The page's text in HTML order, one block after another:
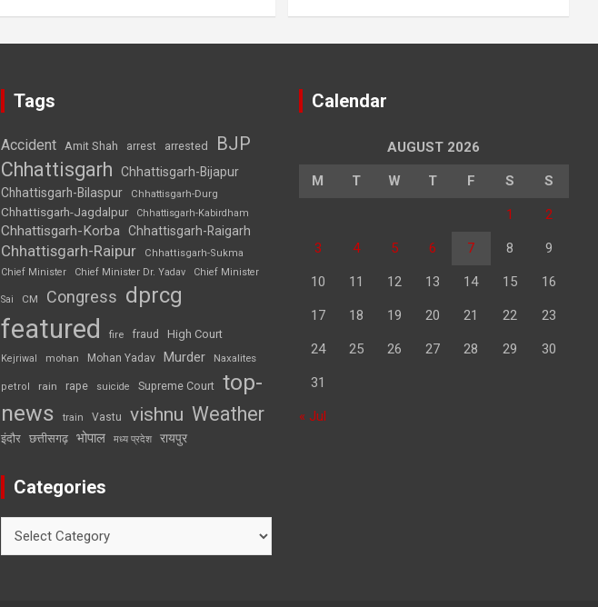
Tags
Accident Amit Shah arrest arrested BJP
Chhattisgarh
Chhattisgarh-Bijapur
Chhattisgarh-Bilaspur
Chhattisgarh-Durg
Chhattisgarh-Jagdalpur Chhattisgarh-Kabirdham
Chhattisgarh-Korba Chhattisgarh-Raigarh
Chhattisgarh-Raipur
Chhattisgarh-Sukma
Chief Minister
Chief Minister Dr. Yadav Chief Minister
Sai CM Congress dprcg
featured fire fraud High Court
Kejriwal mohan Mohan Yadav Murder Naxalites
petrol rain rape suicide Supreme Court top-
news
train Vastu vishnu Weather
इंदौर छत्तीसगढ़ भोपाल मध्य प्रदेश रायपुर
Categories
Calendar
AUGUST 2026
M T W T F S S
1 2
3 4 5 6 7 8 9
10 11 12 13 14 15 16
17 18 19 20 21 22 23
24 25 26 27 28 29 30
31
« Jul